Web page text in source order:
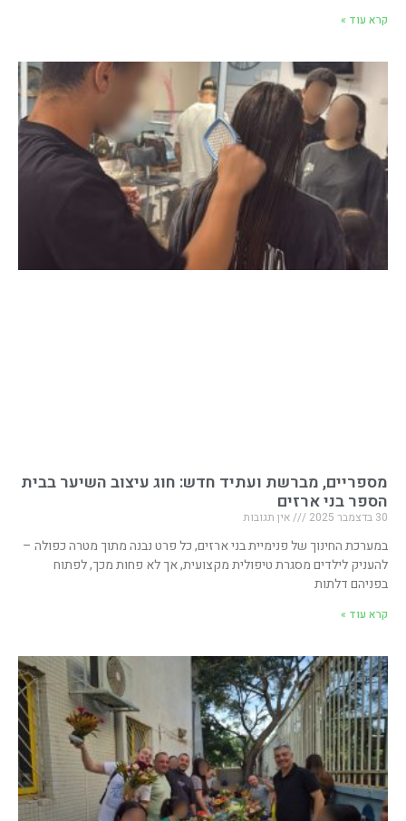
קרא עוד »
מספריים, מברשת ועתיד חדש: חוג עיצוב השיער בבית
הספר בני ארזים
30 בדצמבר 2025 אין תגובות
במערכת החינוך של פנימיית בני ארזים, כל פרט נבנה מתוך מטרה כפולה –
להעניק לילדים מסגרת טיפולית מקצועית, אך לא פחות מכך, לפתוח
בפניהם דלתות
קרא עוד »